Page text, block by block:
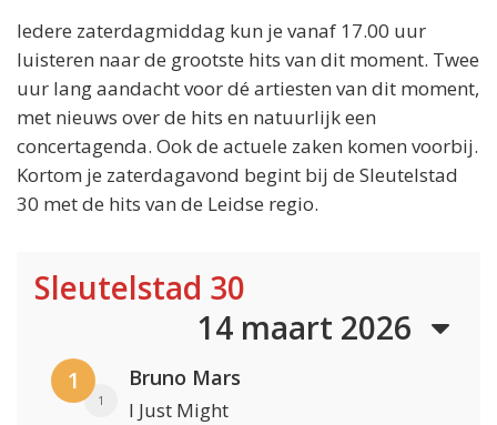
Iedere zaterdagmiddag kun je vanaf 17.00 uur
luisteren naar de grootste hits van dit moment. Twee
uur lang aandacht voor dé artiesten van dit moment,
met nieuws over de hits en natuurlijk een
concertagenda. Ook de actuele zaken komen voorbij.
Kortom je zaterdagavond begint bij de Sleutelstad
30 met de hits van de Leidse regio.
Sleutelstad 30
14 maart 2026
1
1
Bruno Mars
I Just Might